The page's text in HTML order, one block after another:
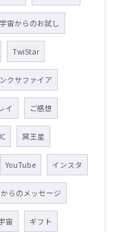
宇宙からのお試し
TwiStar
クサファイア
イ ご感想
冥王星
YouTube インスタ
らのメッセージ
宙 ギフト